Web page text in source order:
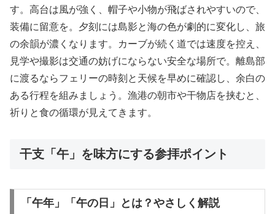
す。高台は風が強く、帽子や小物が飛ばされやすいので、
装備に留意を。夕刻には島影と海の色が劇的に変化し、旅
の余韻が濃くなります。カーブが続く道では速度を控え、
見学や撮影は交通の妨げにならない安全な場所で。離島部
に渡るならフェリーの時刻と天候を早めに確認し、余白の
ある行程を組みましょう。漁港の朝市や干物店を挟むと、
祈りと食の循環が見えてきます。
干支「午」を味方にする参拝ポイント
「午年」「午の日」とは？やさしく解説